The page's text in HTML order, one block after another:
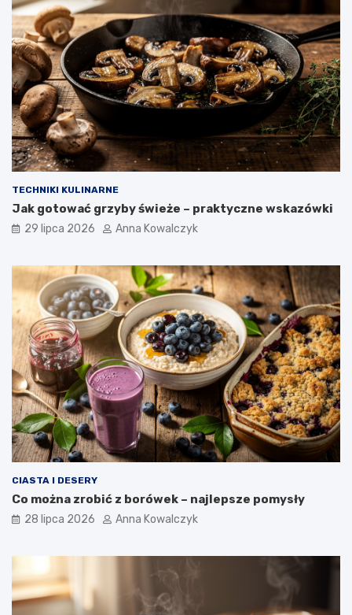
TECHNIKI KULINARNE
Jak gotować grzyby świeże – praktyczne wskazówki
29 lipca 2026 Anna Kowalczyk
CIASTA I DESERY
Co można zrobić z borówek – najlepsze pomysły
28 lipca 2026 Anna Kowalczyk